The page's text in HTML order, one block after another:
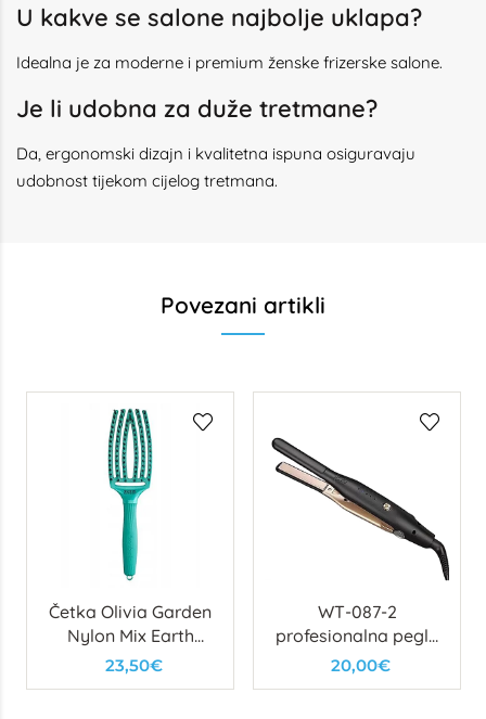
U kakve se salone najbolje uklapa?
Idealna je za moderne i premium ženske frizerske salone.
Je li udobna za duže tretmane?
Da, ergonomski dizajn i kvalitetna ispuna osiguravaju
udobnost tijekom cijelog tretmana.
Povezani artikli
Četka Olivia Garden
Nylon Mix Earth
Green
23,50€
WT-087-2
profesionalna pegla
za kosu
20,00€